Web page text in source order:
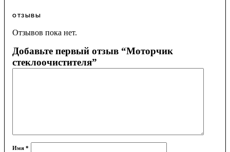
ОТЗЫВЫ
Отзывов пока нет.
Добавьте первый отзыв “Моторчик
стеклоочистителя”
Имя *